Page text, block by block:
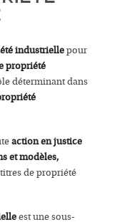
industriellepour
propriété
déterminant dans
action en justice
et modèles,
de propriété
est une sous-